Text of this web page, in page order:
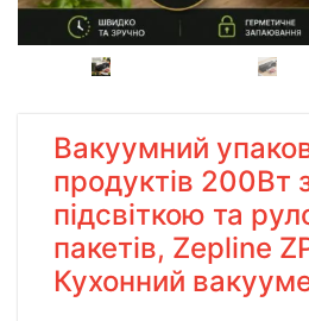
Вакуумний
продуктів 200Вт
підсвіткою та
пакетів, Zepline
Кухонний